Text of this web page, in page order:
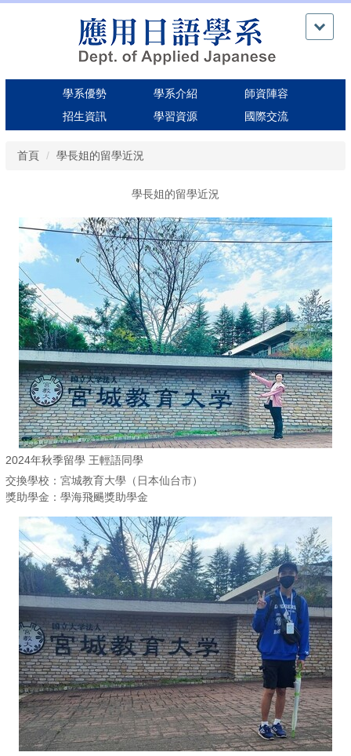
內
學系優勢 學系介紹
師資陣容
招生資訊
學習資源 國際交流
首頁 學長姐的留學近況
學長姐的留學近況
2024年秋季留學 王輕語同學
交換學校：宮城教育大學（日本仙台市）
獎助學金：學海飛颺獎助學金